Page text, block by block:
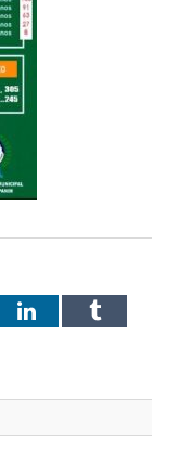
LinkedInTumblr